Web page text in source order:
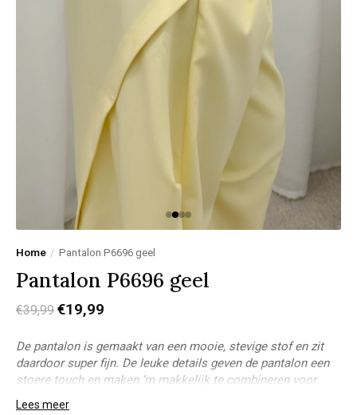
Home / Pantalon P6696 geel
Pantalon P6696 geel
€39,99 €19,99
De pantalon is gemaakt van een mooie, stevige stof en zit
daardoor super fijn. De leuke details geven de pantalon een
stoere touch en maken ’m makkelijk te combineren voor
elke look.
Lees meer